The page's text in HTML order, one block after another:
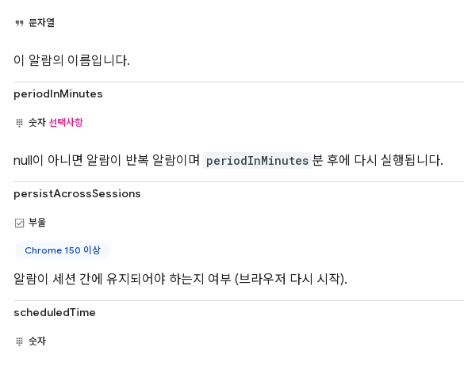
문자열
이 알람의 이름입니다.
periodInMinutes
숫자 선택사항
null이 아니면 알람이 반복 알람이며 periodInMinutes 분 후에 다시 실행됩니다.
persistAcrossSessions
부울
Chrome 150 이상
알람이 세션 간에 유지되어야 하는지 여부 (브라우저 다시 시작).
scheduledTime
숫자